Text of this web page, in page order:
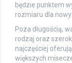
będzie punktem
rozmiaru dla
Poza długością,
rodzaj oraz
najczęściej
większych